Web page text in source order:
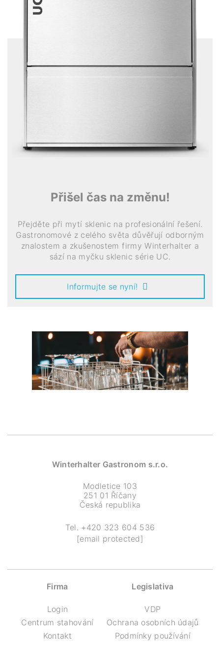
Přišel čas na změnu!
Přejděte při mytí sklenic na profesionální řešení.
Gastronomové z celého světa důvěřují odborným
znalostem a zkušenostem firmy Winterhalter a
sází na myčku sklenic série UC.
Informujte se nyní!
Winterhalter Gastronom s.r.o.
Modletice 103
251 01 Říčany
Česká republika
Tel. +420 323 604 536
[email protected]
Firma
Login
Centrum stahování
Kontakt
Legislativa
VDP
Ochrana osobních údajů
Podmínky používání